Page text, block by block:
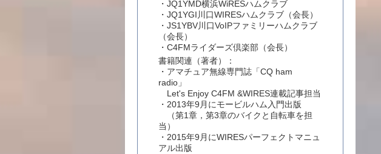
・JQ1YMD横浜WiRESハムクラブ
・JQ1YGI川口WIRESハムクラブ（会長）
・JS1YBV川口VoIPファミリーハムクラブ
（会長）
・C4FMライダーズ倶楽部（会長）
書籍関連（著者）：
・アマチュア無線専門誌「CQ ham
radio」
Let's Enjoy C4FM &WIRES連載記事担当
・2013年9月にモービルハム入門出版
（第1章，第3章のバイクと自転車を担
当）
・2015年9月にWIRESパーフェクトマニュ
アル出版